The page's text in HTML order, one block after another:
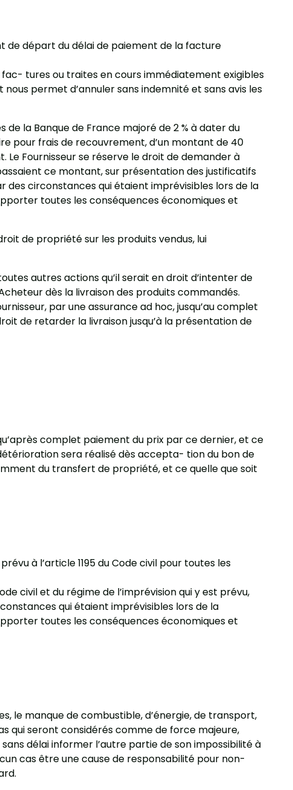
de départ du délai de paiement de la facture
tures ou traites en cours immédiatement exigibles
permet d’annuler sans indemnité et sans avis les
la Banque de France majoré de 2 % à dater du
pour frais de recouvrement, d’un montant de 40
Fournisseur se réserve le droit de demander à
ce montant, sur présentation des justificatifs
des circonstances qui étaient imprévisibles lors de la
toutes les conséquences économiques et
de propriété sur les produits vendus, lui
autres actions qu’il serait en droit d’intenter de
dès la livraison des produits commandés.
par une assurance ad hoc, jusqu’au complet
de retarder la livraison jusqu’à la présentation de
complet paiement du prix par ce dernier, et ce
sera réalisé dès accepta- tion du bon de
du transfert de propriété, et ce quelle que soit
à l’article 1195 du Code civil pour toutes les
civil et du régime de l’imprévision qui y est prévu,
qui étaient imprévisibles lors de la
toutes les conséquences économiques et
le manque de combustible, d’énergie, de transport,
qui seront considérés comme de force majeure,
délai informer l’autre partie de son impossibilité à
cas être une cause de responsabilité pour non-